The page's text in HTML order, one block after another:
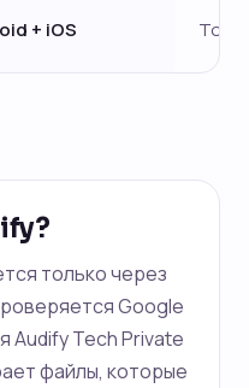
+ iOS
только через
Google
Audify Tech Private
файлы, которые